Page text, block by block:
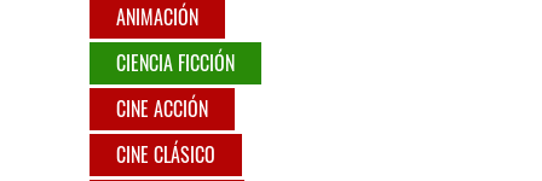
ANIMACIÓN
CIENCIA FICCIÓN
CINE ACCIÓN
CINE CLÁSICO